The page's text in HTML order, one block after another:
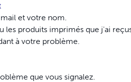
et votre nom.
les produits imprimés que j'ai
à votre problème.
que vous signalez.